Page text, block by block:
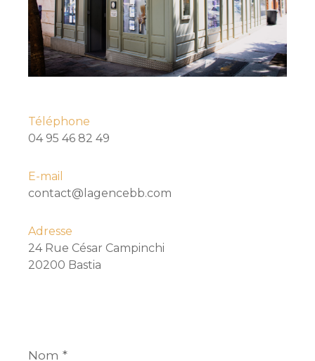
Téléphone
04 95 46 82 49
E-mail
contact@lagencebb.com
Adresse
24 Rue César Campinchi
20200 Bastia
*